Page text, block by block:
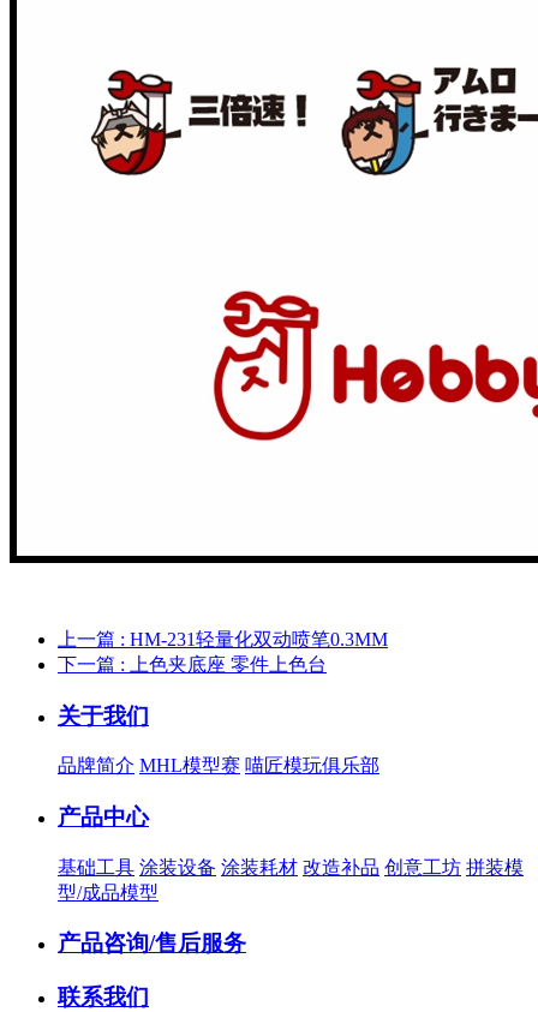
上一篇 : HM-231轻量化双动喷笔0.3MM
下一篇 : 上色夹底座 零件上色台
关于我们
品牌简介 MHL模型赛 喵匠模玩俱乐部
产品中心
基础工具 涂装设备 涂装耗材 改造补品 创意工坊 拼装模
型/成品模型
产品咨询/售后服务
联系我们